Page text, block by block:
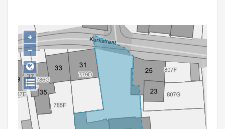
Gebeurtenis
Persoon of collectief
Downloads
Hergebruik
Aanmelden
+
−